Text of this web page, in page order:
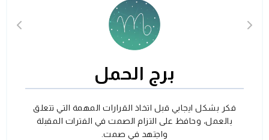
برج الحمل
فكر بشكل ايجابي قبل اتخاذ القرارات المهمة التي تتعلق
بالعمل، وحافظ على التزام الصمت في الفترات المقبلة
واجتهد في صمت.